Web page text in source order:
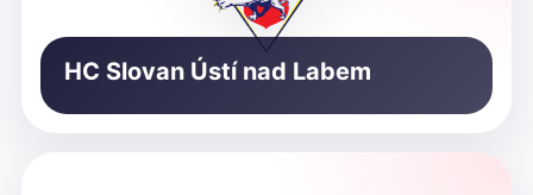
HC Slovan Ústí nad Labem